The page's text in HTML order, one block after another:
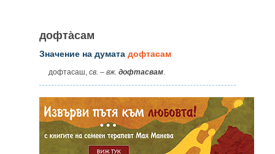
дофта̀сам
Значение на думата дофтасам
дофтасаш, св. – вж. дофтасвам.